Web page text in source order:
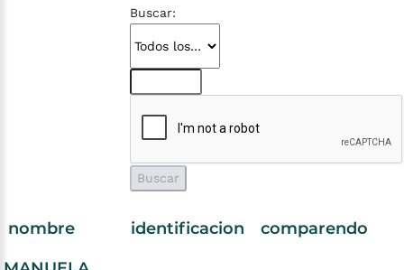
Buscar:
nombre identificacion
comparendo